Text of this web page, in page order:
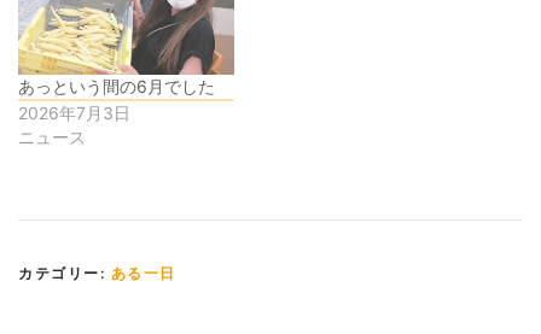
あっという間の6月でした
2026年7月3日
ニュース
カテゴリー: ある一日